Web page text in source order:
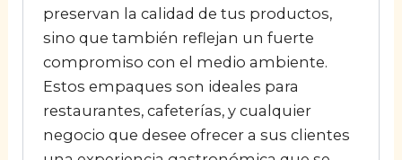
preservan la calidad de tus productos,
sino que también reflejan un fuerte
compromiso con el medio ambiente.
Estos empaques son ideales para
restaurantes, cafeterías, y cualquier
negocio que desee ofrecer a sus clientes